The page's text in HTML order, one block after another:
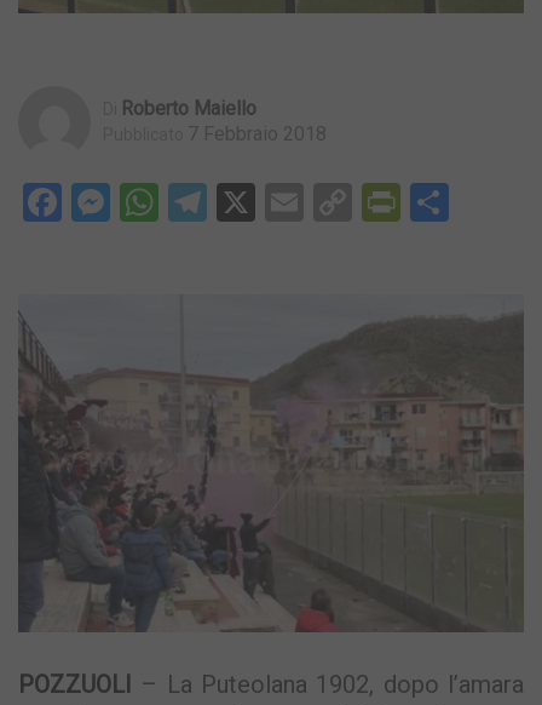
Roberto Maiello
7 Febbraio 2018
Facebook
Messenger
WhatsApp
Telegram
X EmailCopy
POZZUOLI
– La Puteolana 1902, dopo l’amara